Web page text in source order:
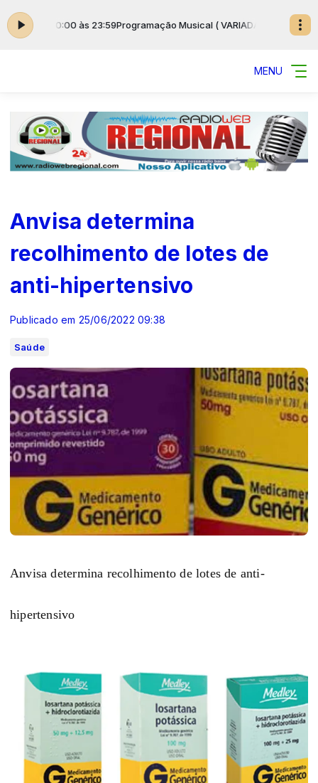
) das 00:00 às 23:59Programação Musical ( VARIADAS ) das 00:00 às
MENU
Anvisa determina
recolhimento de lotes de
anti-hipertensivo
Publicado em 25/06/2022 09:38
Saúde
Anvisa determina recolhimento de lotes de anti-
hipertensivo